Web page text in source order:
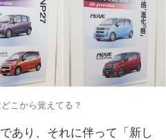
こから覚えてる？
あり、それに伴って「新し